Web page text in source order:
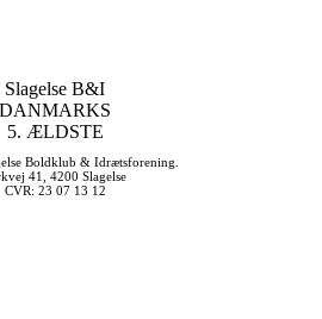
Slagelse B&I
DANMARKS
5. ÆLDSTE
Boldklub & Idrætsforening.
41, 4200 Slagelse
CVR: 23 07 13 12